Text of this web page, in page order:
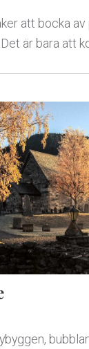
att bocka
är bara att